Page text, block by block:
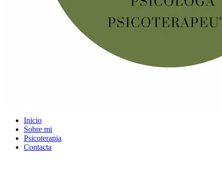
Inicio
Sobre mi
Psicoterapia
Contacta